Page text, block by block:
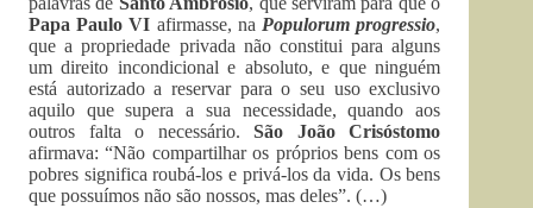
Papa Paulo VI afirmasse, na Populorum progressio,
que a propriedade privada não constitui para alguns
um direito incondicional e absoluto, e que ninguém
está autorizado a reservar para o seu uso exclusivo
aquilo que supera a sua necessidade, quando aos
outros falta o necessário.São João Crisóstomo
afirmava: “Não compartilhar os próprios bens com os
pobres significa roubá-los e privá-los da vida. Os bens
que possuímos não são nossos, mas deles”. (…)